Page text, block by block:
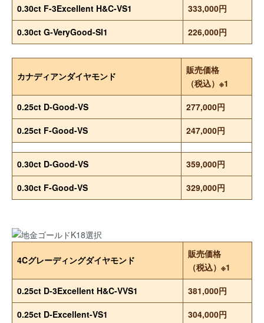
0.30ct F-3Excellent H&C-VS1
333,000円
0.30ct G-VeryGood-SI1
226,000円
カナディアンダイヤモンド
販売価格
（税込）※1
0.25ct D-Good-VS
277,000円
0.25ct F-Good-VS
247,000円
0.30ct D-Good-VS
359,000円
0.30ct F-Good-VS
329,000円
4Cグレーディングダイヤモンド
販売価格
（税込）※1
0.25ct D-3Excellent H&C-VVS1
381,000円
0.25ct D-Excellent-VS1
304,000円